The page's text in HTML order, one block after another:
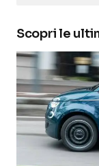
Scopri le